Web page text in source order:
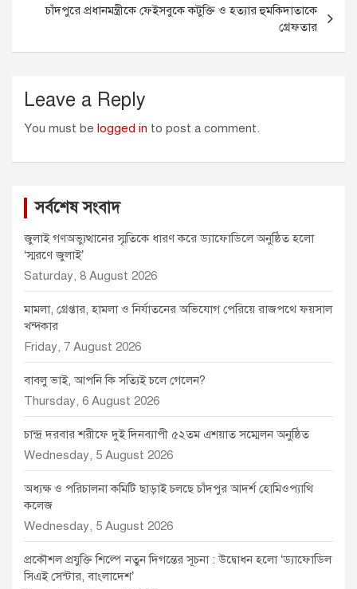
r
চাঁদপুরে প্রধানমন্ত্রীকে ফেইসবুকে কটুক্তি ও হত্যার হুমকিদাতাকে
গ্রেফতার
Leave a Reply
You must be logged in to post a comment.
সর্বশেষ সংবাদ
জুলাই গণঅভ্যুত্থানের স্মৃতিকে ধারণ করে ড্যাফোডিলে অনুষ্ঠিত হলো
‘স্মরণে জুলাই’
Saturday, 8 August 2026
মামলা, গ্রেপ্তার, হামলা ও নির্যাতনের অভিযোগ পেরিয়ে রাজপথে ফয়সাল
খন্দকার
Friday, 7 August 2026
বাবলু ভাই, আপনি কি সত্যিই চলে গেলেন?
Thursday, 6 August 2026
চান্দ্র দরবার শরীফে দুই দিনব্যাপী ৫২তম এশয়াত সম্মেলন অনুষ্ঠিত
Wednesday, 5 August 2026
অধ্যক্ষ ও পরিচালনা কমিটি ছাড়াই চলছে চাঁদপুর আদর্শ হোমিওপ্যাথি
কলেজ
Wednesday, 5 August 2026
প্রকৌশল প্রযুক্তি শিল্পে নতুন দিগন্তের সূচনা : উদ্বোধন হলো ‘ড্যাফোডিল
সিএই সেন্টার, বাংলাদেশ’